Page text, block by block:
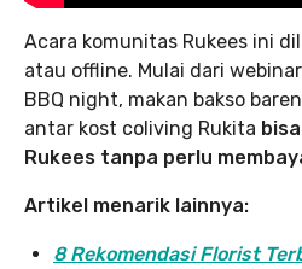
Acara komunitas Rukees ini
atau offline. Mulai dari
BBQ night, makan bakso
antar kost coliving Rukita
Rukees tanpa perlu
Artikel menarik lainnya:
8 Rekomendasi Florist